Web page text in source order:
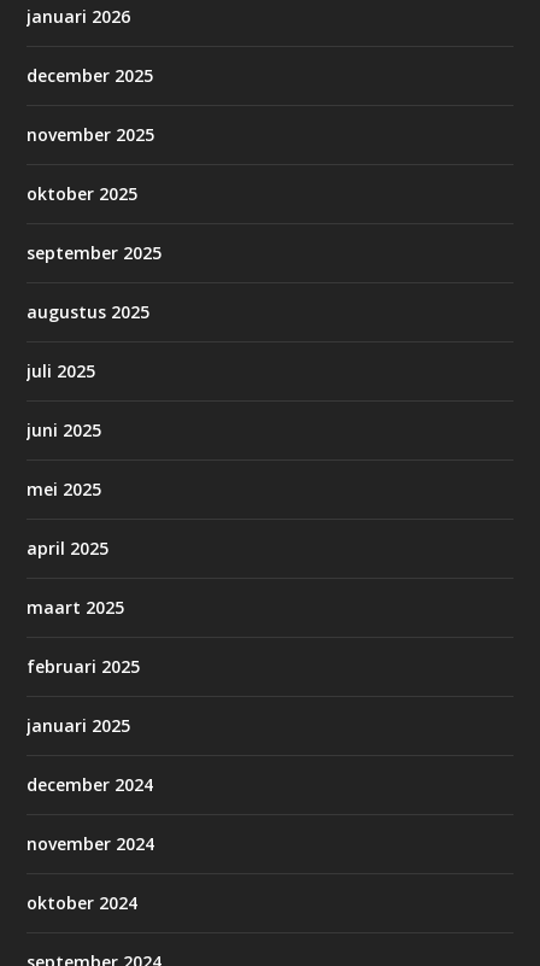
januari 2026
december 2025
november 2025
oktober 2025
september 2025
augustus 2025
juli 2025
juni 2025
mei 2025
april 2025
maart 2025
februari 2025
januari 2025
december 2024
november 2024
oktober 2024